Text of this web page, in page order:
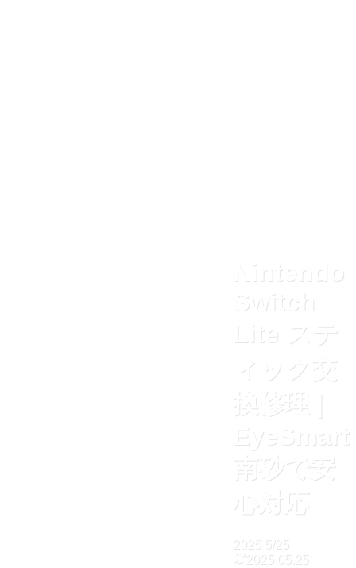
Nintendo
Switch
Lite ステ
ィック交
換修理 |
EyeSmart
南砂で安
心対応
2025 5/25
2025.05.25